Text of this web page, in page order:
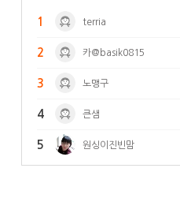
1 terria
2 카@basik0815
3 노맹구
4 큰샘
5 원싱이진빈맘